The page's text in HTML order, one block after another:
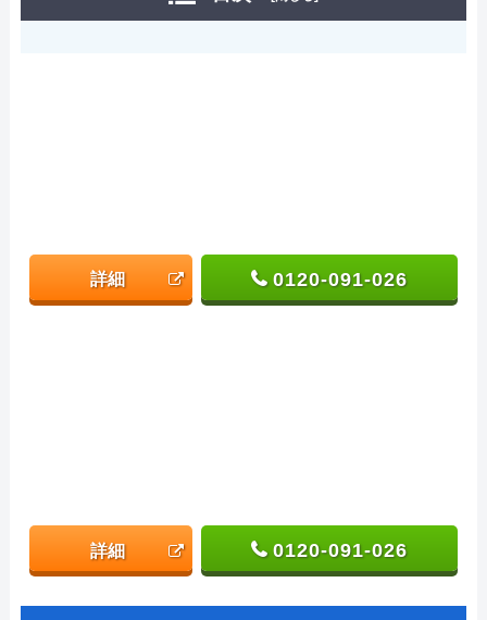
詳細 0120-091-026
詳細 0120-091-026